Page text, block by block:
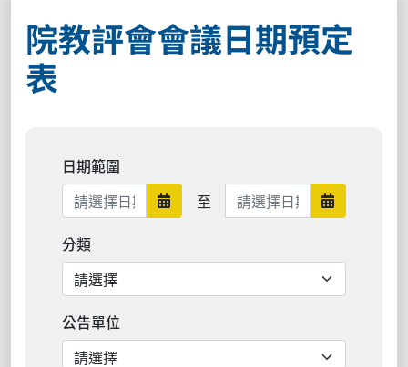
院教評會會議日期預定
表
日期範圍
日期範圍開始
至 日期範圍結束 日期範圍
分類
公告單位